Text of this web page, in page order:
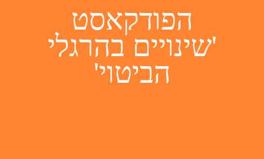
הפודקאסט
'שינויים בהרגלי
הביטוי'